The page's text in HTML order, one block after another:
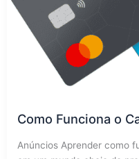
Como Funciona o
Anúncios Aprender como